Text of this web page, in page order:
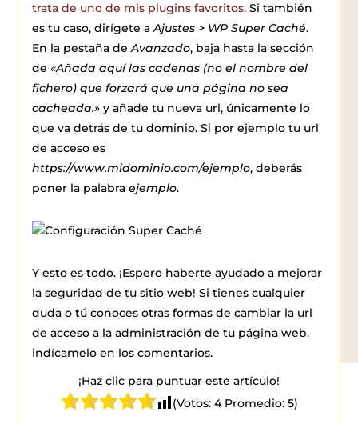
trata de uno de mis plugins favoritos. Si también
es tu caso, dirígete aAjustes > WP Super Caché.
En la pestaña deAvanzado, baja hasta la sección
de «Añada aquí las cadenas (no el nombre del
fichero) que forzará que una página no sea
cacheada.»y añade tu nueva url, únicamente lo
que va detrás de tu dominio. Si por ejemplo tu url
de acceso es
https://www.midominio.com/ejemplo, deberás
poner la palabra ejemplo.
Y esto es todo. ¡Espero haberte ayudado a mejorar
la seguridad de tu sitio web! Si tienes cualquier
duda o tú conoces otras formas de cambiar la url
de acceso a la administración de tu página web,
indícamelo en los comentarios.
¡Haz clic para puntuar este artículo!
(Votos: 4Promedio: 5)